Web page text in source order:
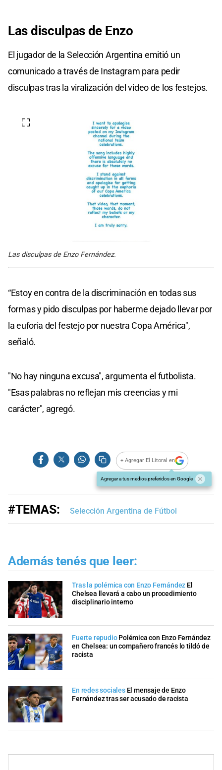
Las disculpas de Enzo
El jugador de la Selección Argentina emitió un
comunicado a través de Instagram para pedir
disculpas tras la viralización del video de los festejos.
Las disculpas de Enzo Fernández.
“Estoy en contra de la discriminación en todas sus
formas y pido disculpas por haberme dejado llevar por
la euforia del festejo por nuestra Copa América",
señaló.
"No hay ninguna excusa", argumenta el futbolista.
"Esas palabras no reflejan mis creencias y mi
carácter", agregó.
+ Agregar El Litoral en
Agregar a tus medios preferidos en Google
#TEMAS: Selección Argentina de Fútbol
Además tenés que leer:
Tras la polémica con Enzo Fernández El
Chelsea llevará a cabo un procedimiento
disciplinario interno
Fuerte repudio Polémica con Enzo Fernández
en Chelsea: un compañero francés lo tildó de
racista
En redes sociales El mensaje de Enzo
Fernández tras ser acusado de racista